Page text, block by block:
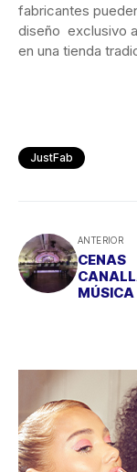
fabricantes
diseño exclusivo
en una tienda
JustFab
ANTERIOR
CENAS
MÚSICA